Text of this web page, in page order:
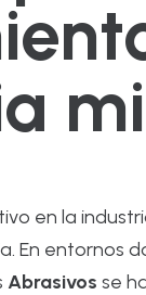
en la
En entornos
Abrasivos se